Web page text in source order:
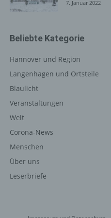
7. Januar 2022
Beliebte Kategorie
Hannover und Region
Langenhagen und Ortsteile
Blaulicht
Veranstaltungen
Welt
Corona-News
Menschen
Über uns
Leserbriefe
Vorschriften Angaben, die
ebenfalls eine allgemeine
eine betroffene Person per
Kontaktformular den Kontakt
der betroffenen Person
personenbezogenen Daten
Solche auf freiwilliger Basis
übermittelten
Zwecke der Bearbeitung